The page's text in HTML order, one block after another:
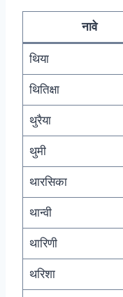
नावे
थिया
थितिक्षा
थुरैया
थुमी
थारसिका
थान्वी
थारिणी
थरिशा